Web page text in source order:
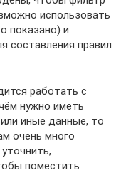
использовать
показано) и
составления правил
работать с
нужно иметь
иные данные, то
очень много
поместить